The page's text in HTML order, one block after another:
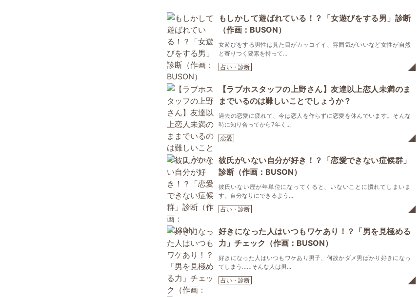
もしかして遊ばれている！？「女遊びをする男」診断
（作画：BUSON）
女遊びをする男性は見た目がカッコイイ、雰囲気がいいなど女性が自然
と寄りつく要素を持って...
占い・診断
【ラブホスタッフの上野さん】友達以上恋人未満のま
までいるのは難しいことでしょうか？
過去の恋愛に疲れて、今は恋人を作らずに恋愛を休んでいます。そんな
時に知り合ってから7年く...
恋愛
彼氏がいない自分が好き！？「恋愛できない症候群」
診断（作画：BUSON）
彼氏いない歴が年単位になってくると、いないことに慣れてしまいま
す。自分なりにできるよう...
占い・診断
好きになった人はいつもワケあり！？「男を見極める
力」チェック（作画：BUSON）
好きになった人はいつもワケあり男子、何故かダメ男ばかり好きになっ
てしまう……そんな人は男...
占い・診断